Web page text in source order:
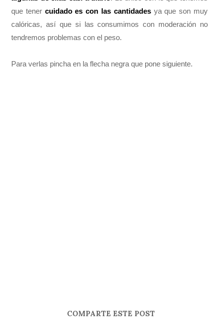
que tener cuidado es con las cantidadesya que son muy
calóricas, así que si las consumimos con moderación no
tendremos problemas con el peso.
Para verlas pincha en la flecha negra que pone siguiente.
COMPARTE ESTE POST